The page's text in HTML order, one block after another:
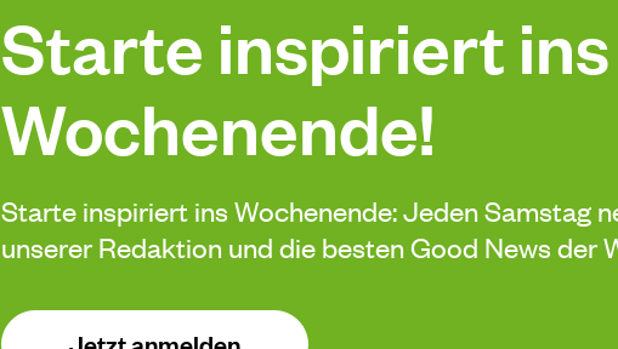
Starte inspiriert ins
Wochenende!
Starte inspiriert ins Wochenende: Jeden Samstag
unserer Redaktion und die besten Good News der